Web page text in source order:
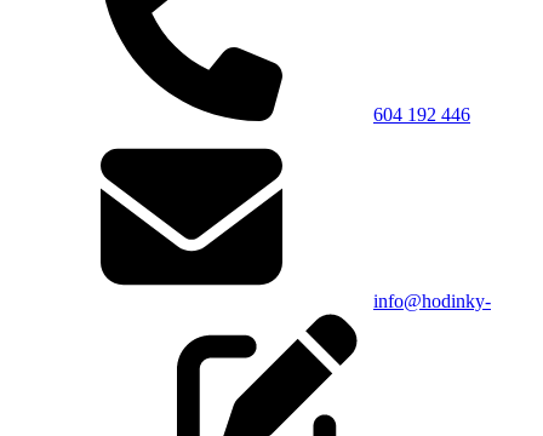
604 192 446
info@hodinky-